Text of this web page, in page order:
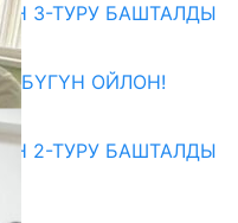
3-ТУРУ БАШТАЛДЫ
БҮГҮН ОЙЛОН!
2-ТУРУ БАШТАЛДЫ